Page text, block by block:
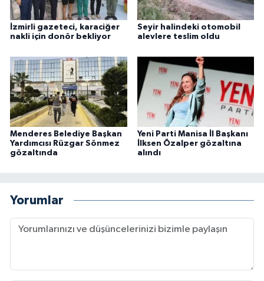
İzmirli gazeteci, karaciğer
nakli için donör bekliyor
Seyir halindeki otomobil
alevlere teslim oldu
Menderes Belediye Başkan
Yardımcısı Rüzgar Sönmez
gözaltında
Yeni Parti Manisa İl Başkanı
İlksen Özalper gözaltına
alındı
Yorumlar